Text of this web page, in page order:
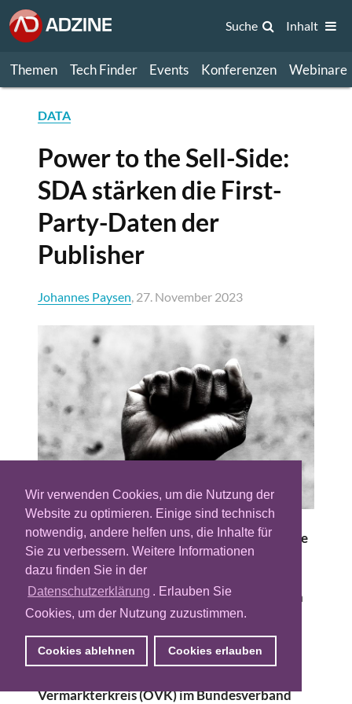
Wir verwenden Cookies, um die Nutzung der
Website zu optimieren. Einige sind technisch
notwendig, andere helfen uns, die Inhalte für
Sie zu verbessern. Weitere Informationen
dazu finden Sie in der
Datenschutzerklärung . Erlauben Sie
Cookies, um der Nutzung zuzustimmen.
Cookies ablehnen Cookies erlauben
Themen Tech Finder Events Konferenzen Webinare
Suche Inhalt
DATA
Power to the Sell-Side:
SDA stärken die First-
Party-Daten der
Publisher
Johannes Paysen, 27. November 2023
Deutschland ist der zweitgrößte europäische
Markt für digitale Werbung und verfügt
immer noch über ein bedeutendes
Wachstumspotenzial, vor allem im Vergleich
zu Großbritannien und den USA. In diesem
Jahr wird der Gesamtumsatz mit digitaler
Anzeigenwerbung auf 5,467 Mrd. Euro
Vermarkterkreis (OVK) im Bundesverband